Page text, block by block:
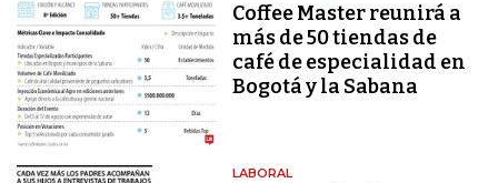
Coffee Master reunirá a
más de 50 tiendas de
café de especialidad en
Bogotá y la Sabana
LABORAL